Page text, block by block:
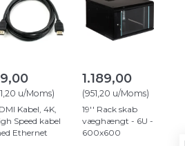
u/Moms)
Kabel, 4K,
Speed kabel
Ethernet
1.189,00
(951,20 u/Moms)
19'' Rack skab
væghængt - 6U -
600x600